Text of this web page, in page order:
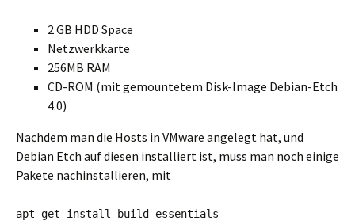
2 GB HDD Space
Netzwerkkarte
256MB RAM
CD-ROM (mit gemountetem Disk-Image Debian-Etch
4.0)
Nachdem man die Hosts in VMware angelegt hat, und
Debian Etch auf diesen installiert ist, muss man noch einige
Pakete nachinstallieren, mit
apt-get install build-essentials